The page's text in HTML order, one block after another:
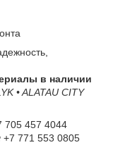
в наличии
• ALATAU CITY
457 4044
771 553 0805